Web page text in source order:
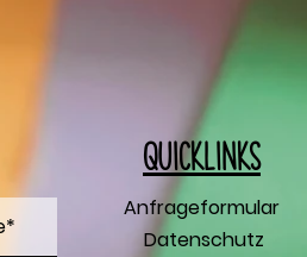
Quicklinks
Anfrageformular
Datenschutz